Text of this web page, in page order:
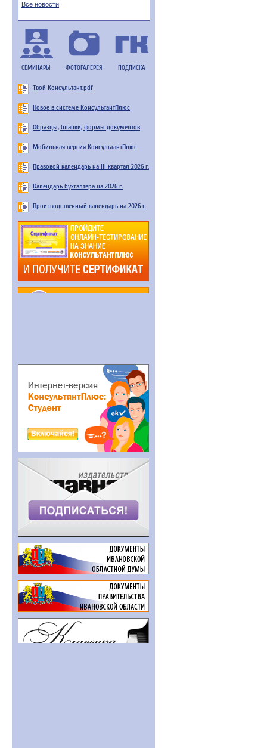
Все новости
СЕМИНАРЫ ФОТОГАЛЕРЕЯ ПОДПИСКА
Твой Консультант.pdf
Новое в системе КонсультантПлюс
Образцы, бланки, формы документов
Мобильная версия КонсультантПлюс
Правовой календарь на III квартал 2026 г.
Календарь бухгалтера на 2026 г.
Производственный календарь на 2026 г.